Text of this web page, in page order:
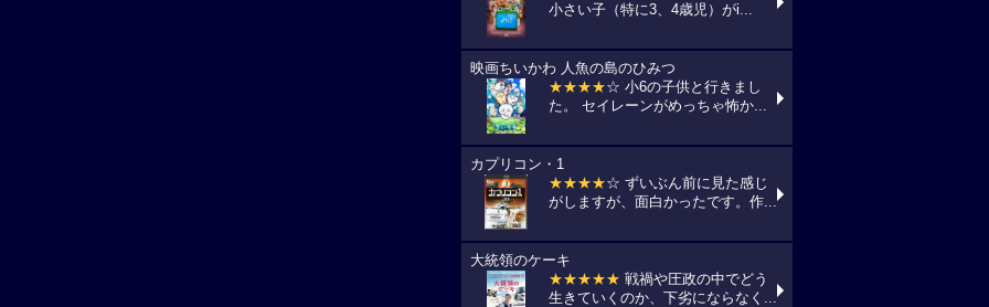
小さい子（特に3、4歳児）がi...
映画ちいかわ 人魚の島のひみつ
★★★★☆ 小6の子供と行きまし
た。 セイレーンがめっちゃ怖か...
カプリコン・1
★★★★☆ ずいぶん前に見た感じ
がしますが、面白かったです。作...
大統領のケーキ
★★★★★ 戦禍や圧政の中でどう
生きていくのか、下劣にならなく...